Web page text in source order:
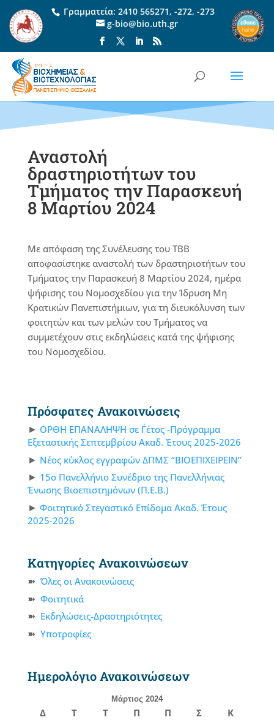
Γραμματεία: 2410 565271, -272, -273
g-bio@bio.uth.gr
Αναστολή
δραστηριοτήτων του
Τμήματος την Παρασκευή
8 Μαρτίου 2024
Με απόφαση της Συνέλευσης του ΤΒΒ
αποφασίστηκε αναστολή των δραστηριοτήτων του
Τμήματος την Παρασκευή 8 Μαρτίου 2024, ημέρα
ψήφισης του Νομοσχεδίου για την Ίδρυση Μη
Κρατικών Πανεπιστήμιων, για τη διευκόλυνση των
φοιτητών και των μελών του Τμήματος να
συμμετέχουν στις εκδηλώσεις κατά της ψήφισης
του Νομοσχεδίου.
Πρόσφατες Ανακοινώσεις
ΟΡΘΗ ΕΠΑΝΑΛΗΨΗ σε Γ΄έτος -Πρόγραμμα
Εξεταστικής Σεπτεμβρίου Ακαδ. Έτους 2025-2026
Νέος κύκλος εγγραφών ΔΠΜΣ “ΒΙΟΕΠΙΧΕΙΡΕΙΝ”
15ο Πανελλήνιο Συνέδριο της Πανελλήνιας
Ένωσης Βιοεπιστημόνων (Π.Ε.Β.)
Φοιτητικό Στεγαστικό Επίδομα Ακαδ. Έτους
2025-2026
Κατηγορίες Ανακοινώσεων
Όλες οι Ανακοινώσεις
Φοιτητικά
Εκδηλώσεις-Δραστηριότητες
Υποτροφίες
Ημερολόγιο Ανακοινώσεων
Μάρτιος 2024
Δ Τ Τ Π Π Σ
Κ